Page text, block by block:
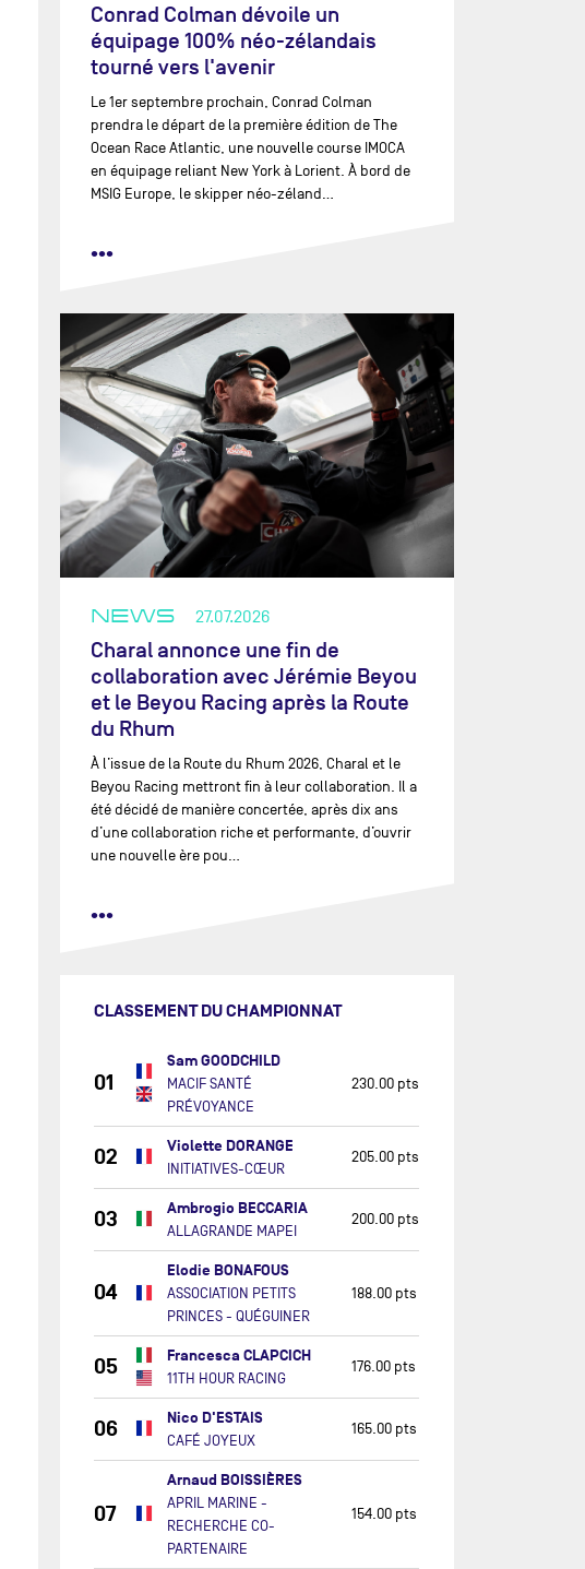
Conrad Colman dévoile un
équipage 100% néo-zélandais
tourné vers l'avenir
Le 1er septembre prochain, Conrad Colman
prendra le départ de la première édition de The
Ocean Race Atlantic, une nouvelle course IMOCA
en équipage reliant New York à Lorient. À bord de
MSIG Europe, le skipper néo-zéland…
•••
NEWS 27.07.2026
Charal annonce une fin de
collaboration avec Jérémie Beyou
et le Beyou Racing après la Route
du Rhum
À l’issue de la Route du Rhum 2026, Charal et le
Beyou Racing mettront fin à leur collaboration. Il a
été décidé de manière concertée, après dix ans
d’une collaboration riche et performante, d’ouvrir
une nouvelle ère pou…
•••
CLASSEMENT DU CHAMPIONNAT
01
Sam GOODCHILD
MACIF SANTÉ
PRÉVOYANCE
230.00 pts
02 Violette DORANGE
INITIATIVES-CŒUR
205.00 pts
03 Ambrogio BECCARIA
ALLAGRANDE MAPEI
200.00 pts
04
Elodie BONAFOUS
ASSOCIATION PETITS
PRINCES - QUÉGUINER
188.00 pts
05 Francesca CLAPCICH
11TH HOUR RACING
176.00 pts
06 Nico D'ESTAIS
CAFÉ JOYEUX
165.00 pts
07
Arnaud BOISSIÈRES
APRIL MARINE -
RECHERCHE CO-
PARTENAIRE
154.00 pts